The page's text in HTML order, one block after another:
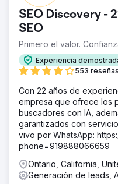
SEO Discovery -
SEO
Primero el valor.
Experiencia
553 reseñas
Con 22 años de
empresa que ofrece los
buscadores con IA,
garantizados con
vivo por WhatsApp:
phone=919888066659
Ontario, California,
Generación de leads,